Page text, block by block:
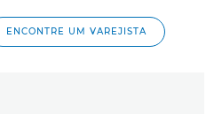
ENCONTRE UM VAREJISTA